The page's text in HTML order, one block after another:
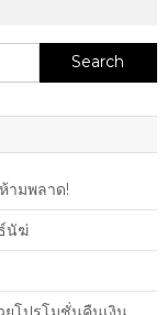
Search
for:
ามพลาด!
นัฆ่